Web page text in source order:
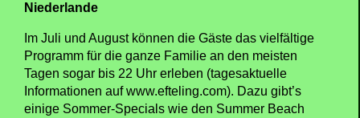
Niederlande
Im Juli und August können die Gäste das vielfältige
Programm für die ganze Familie an den meisten
Tagen sogar bis 22 Uhr erleben (tagesaktuelle
Informationen auf www.efteling.com). Dazu gibt’s
einige Sommer-Specials wie den Summer Beach